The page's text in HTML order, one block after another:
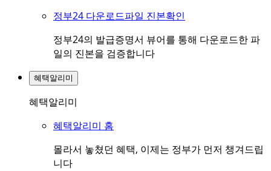
정부24 다운로드파일 진본확인
정부24의 발급증명서 뷰어를 통해 다운로드한 파
일의 진본을 검증합니다
혜택알리미
혜택알리미
혜택알리미 홈
몰라서 놓쳤던 혜택, 이제는 정부가 먼저 챙겨드립
니다